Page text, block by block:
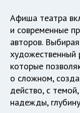
Афиша театра
и современные
авторов.
художественный
которые
о сложном,
действо, с
надежды,